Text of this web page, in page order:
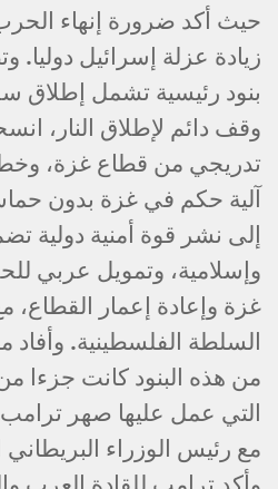
حيث أكد ضرورة إنهاء
زيادة عزلة إسرائيل
بنود رئيسية تشمل إطلاق
وقف دائم لإطلاق النار،
تدريجي من قطاع غزة،
آلية حكم في غزة بدون
إلى نشر قوة أمنية دولية
وإسلامية، وتمويل عربي
غزة وإعادة إعمار
السلطة الفلسطينية. وأفاد
من هذه البنود كانت جزءا
التي عمل عليها صهر ترامب
مع رئيس الوزراء البريطاني